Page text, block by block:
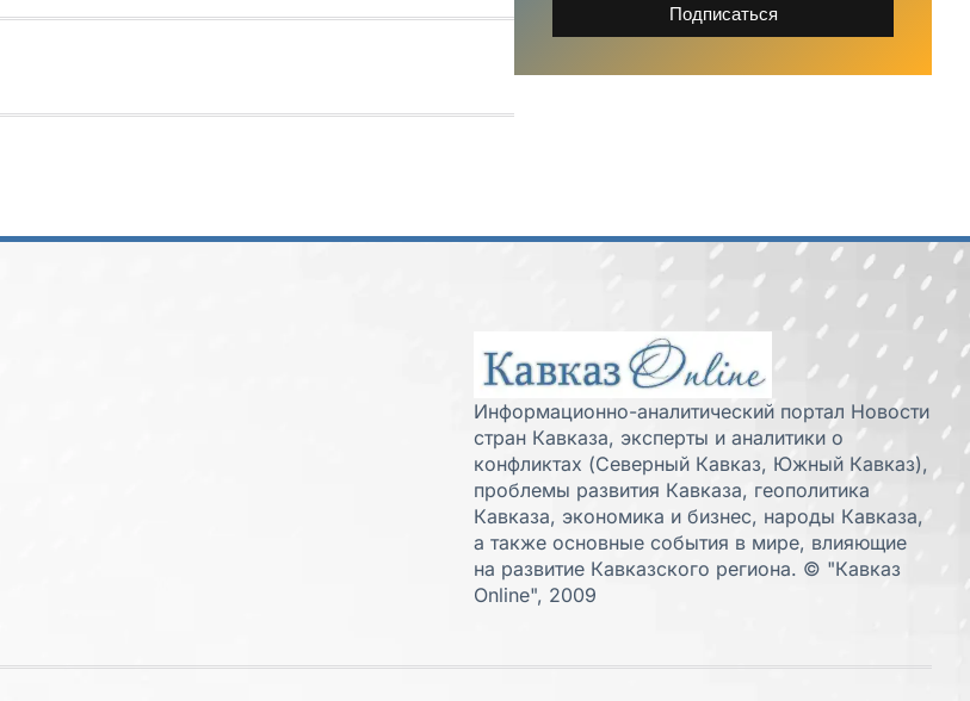
Подписаться
Информационно-аналитический портал Новости
стран Кавказа, эксперты и аналитики о
конфликтах (Северный Кавказ, Южный Кавказ),
проблемы развития Кавказа, геополитика
Кавказа, экономика и бизнес, народы Кавказа,
а также основные события в мире, влияющие
на развитие Кавказского региона. © "Кавказ
Online", 2009